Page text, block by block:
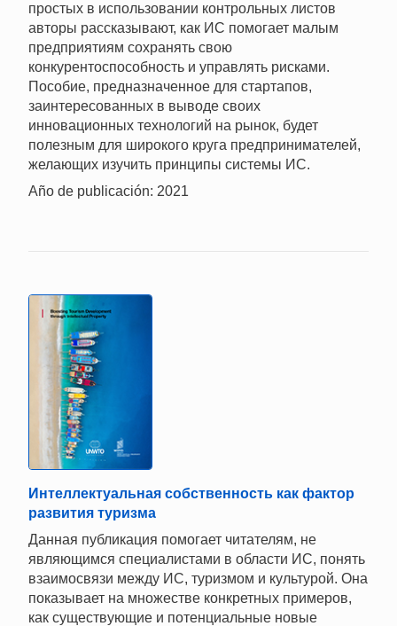
простых в использовании контрольных листов
авторы рассказывают, как ИС помогает малым
предприятиям сохранять свою
конкурентоспособность и управлять рисками.
Пособие, предназначенное для стартапов,
заинтересованных в выводе своих
инновационных технологий на рынок, будет
полезным для широкого круга предпринимателей,
желающих изучить принципы системы ИС.
Año de publicación: 2021
Интеллектуальная собственность как фактор
развития туризма
Данная публикация помогает читателям, не
являющимся специалистами в области ИС, понять
взаимосвязи между ИС, туризмом и культурой. Она
показывает на множестве конкретных примеров,
как существующие и потенциальные новые